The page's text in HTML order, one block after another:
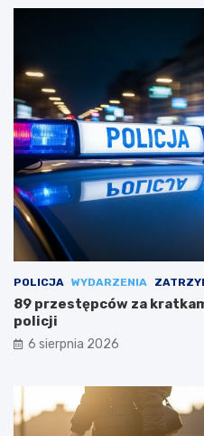
POLICJA WYDARZENIA
89 przestępców za
policji
6 sierpnia 2026